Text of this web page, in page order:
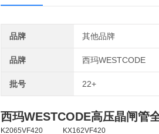
品牌 其他品牌
品牌 西玛WESTCODE
批号 22+
西玛WESTCODE高压晶闸管
K2065VF420
KX162VF420